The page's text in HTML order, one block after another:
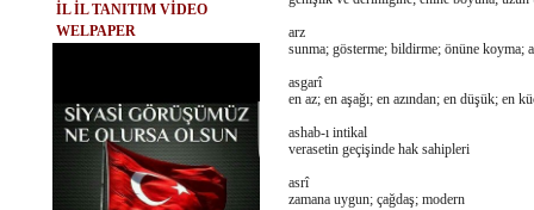
İL İL TANITIM VİDEO
WELPAPER
arz
sunma; gösterme; bildirme; önüne koyma;
asgarî
en az; en aşağı; en azından; en düşük; en
ashab-ı intikal
verasetin geçişinde hak sahipleri
asrî
zamana uygun; çağdaş; modern